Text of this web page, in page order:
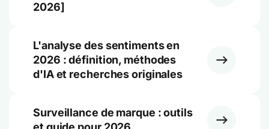
2026]
L'analyse des sentiments en
2026 : définition, méthodes
d'IA et recherches originales
Surveillance de marque : outils